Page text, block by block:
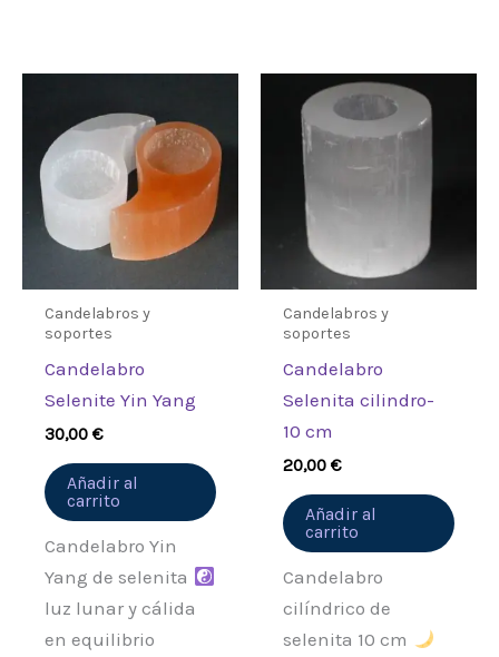
Candelabros y
soportes
Candelabro
Selenite Yin Yang
30,00€
Añadir al
carrito
Candelabro Yin
Yang de selenita
luz lunar y cálida
en equilibrio
Candelabros y
soportes
Candelabro
Selenita cilindro-
10 cm
20,00€
Añadir al
carrito
Candelabro
cilíndrico de
selenita 10 cm